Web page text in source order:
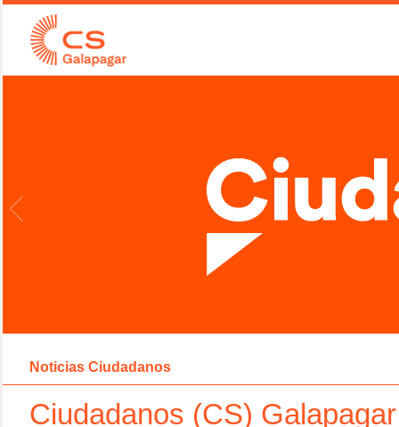
Noticias Ciudadanos
Ciudadanos (CS)